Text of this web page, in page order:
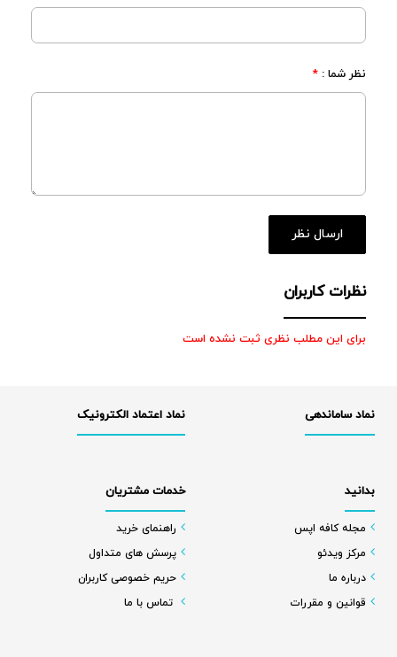
نظر شما : *
نظرات کاربران
برای این مطلب نظری ثبت نشده است
نماد اعتماد الکترونیک نماد ساماندهی
خدمات مشتریان
راهنمای خرید
پرسش های متداول
حریم خصوصی کاربران
تماس با ما
بدانید
مجله کافه اپس
مرکز ویدئو
درباره ما
قوانین و مقررات